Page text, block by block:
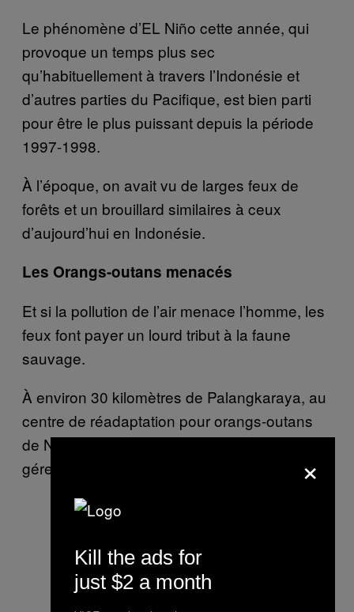
Le phénomène d’EL Niño cette année, qui
provoque un temps plus sec
qu’habituellement à travers l’Indonésie et
d’autres parties du Pacifique, est bien parti
pour être le plus puissant depuis la période
1997-1998.
À l’époque, on avait vu de larges feux de
forêts et un brouillard similaires à ceux
d’aujourd’hui en Indonésie.
Les Orangs-outans menacés
Et si la pollution de l’air menace l’homme, les
feux font payer un lourd tribut à la faune
sauvage.
À environ 30 kilomètres de Palangkaraya, au
centre de réadaptation pour orangs-outans
de Nyaru Menteng, le personnel se bat pour
gérer l’afflux de ces singes.
×
Kill the ads for
just $2 a month